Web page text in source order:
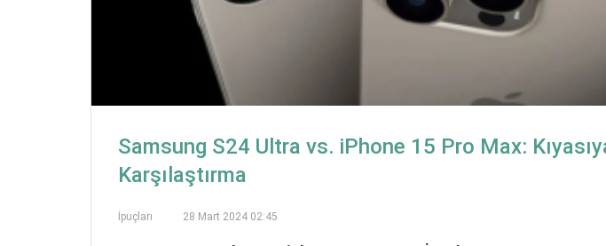
Samsung S24 Ultra vs. iPhone 15 Pro Max:
Karşılaştırma
İpuçları 28 Mart 2024 02:45